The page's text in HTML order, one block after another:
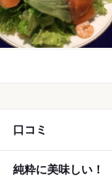
口コミ
純粋に美味しい！